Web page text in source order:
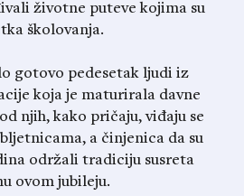
životne puteve kojima su
školovanja.
gotovo pedesetak ljudi iz
koja je maturirala davne
njih, kako pričaju, viđaju se
a činjenica da su
održali tradiciju susreta
ovom jubileju.